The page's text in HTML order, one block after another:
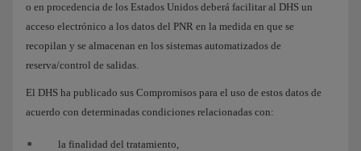
o en procedencia de los Estados Unidos deberá facilitar al DHS un
acceso electrónico a los datos del PNR en la medida en que se
recopilan y se almacenan en los sistemas automatizados de
reserva/control de salidas.
El DHS ha publicado sus Compromisos para el uso de estos datos de
acuerdo con determinadas condiciones relacionadas con:
la finalidad del tratamiento,